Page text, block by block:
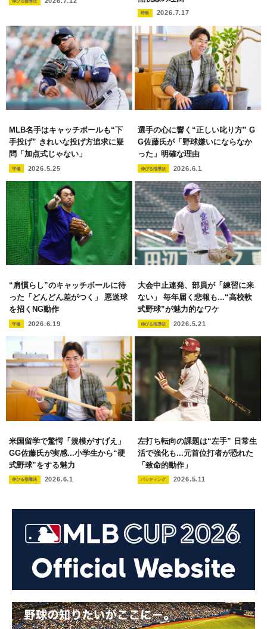
伸びる指導法
特集 2026.7.17
MLB名手はキャッチボールも“下
手投げ” きれいな投げ方追求に疑
問「加点式じゃない」
守備 2026.5.25
選手の心に響く“正しい叱り方” G
G佐藤氏が「野球嫌いにならなか
った」明確な理由
伸びる指導法 2026.6.1
“肩慣らし”のキャッチボールに待
った「どんどん差がつく」 悪送球
を招くNG動作
守備 2026.6.19
大会中止連発、部員が「練習に来
ない」 毎年届く悲報も...“高校軟
式野球”が魅力的なワケ
伸びる指導法 2026.5.21
米国留学で驚愕「規模がすげえ」
GG佐藤氏が実感...小学生から“硬
式野球”をする魅力
伸びる指導法 2026.6.1
左打ち転向の課題は“左手” 日常生
活で強化も...元首位打者が恐れた
「致命的動作」
バッティング 2026.5.11